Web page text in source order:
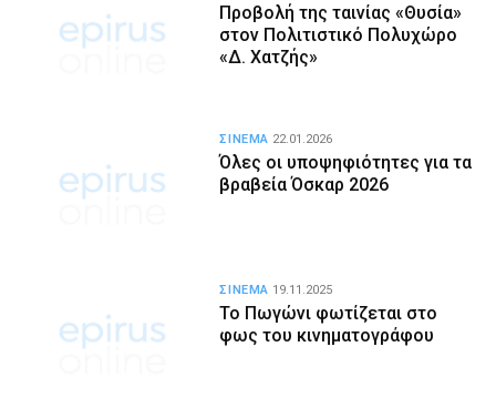
Προβολή της ταινίας «Θυσία»
στον Πολιτιστικό Πολυχώρο
«Δ. Χατζής»
Όλες οι υποψηφιότητες για τα
βραβεία Όσκαρ 2026
ΣΙΝΕΜΑ 22.01.2026
Το Πωγώνι φωτίζεται στο
φως του κινηματογράφου
ΣΙΝΕΜΑ 19.11.2025